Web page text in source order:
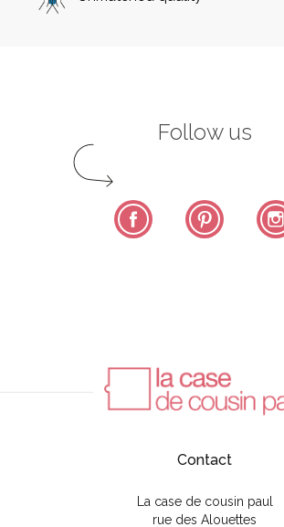
Follow us
Facebook Pinterest
Contact
La case de cousin paul
rue des Alouettes